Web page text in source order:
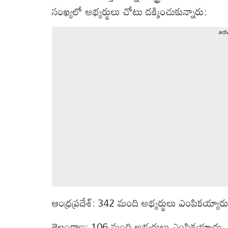
సంఖ్యలో అభ్యర్థులు చోటు దక్కించుకున్నారు:
ఆంధ్రప్రదేశ్: 342 మంది అభ్యర్థులు